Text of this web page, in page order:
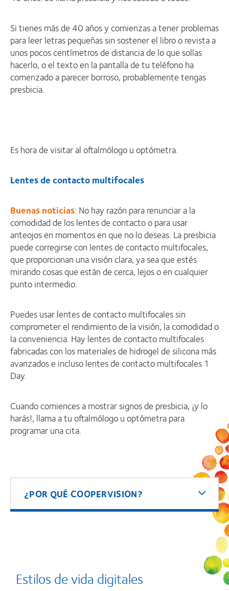
Si tienes más de 40 años y comienzas a tener problemas
para leer letras pequeñas sin sostener el libro o revista a
unos pocos centímetros de distancia de lo que solías
hacerlo, o el texto en la pantalla de tu teléfono ha
comenzado a parecer borroso, probablemente tengas
presbicia.
Es hora de visitar al oftalmólogo u optómetra.
Lentes de contacto multifocales
Buenas noticias: No hay razón para renunciar a la
comodidad de los lentes de contacto o para usar
anteojos en momentos en que no lo deseas. La presbicia
puede corregirse con lentes de contacto multifocales,
que proporcionan una visión clara, ya sea que estés
mirando cosas que están de cerca, lejos o en cualquier
punto intermedio.
Puedes usar lentes de contacto multifocales sin
comprometer el rendimiento de la visión, la comodidad o
la conveniencia. Hay lentes de contacto multifocales
fabricadas con los materiales de hidrogel de silicona más
avanzados e incluso lentes de contacto multifocales 1
Day.
Cuando comiences a mostrar signos de presbicia, ¡y lo
harás!, llama a tu oftalmólogo u optómetra para
programar una cita.
¿POR QUÉ COOPERVISION?
Estilos de vida digitales